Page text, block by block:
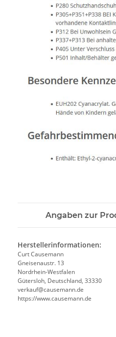
Angaben zur
Herstellerinformationen:
Curt Causemann
Gneisenaustr. 13
Nordrhein-Westfalen
Gütersloh, Deutschland, 33330
verkauf@causemann.de
https://www.causemann.de